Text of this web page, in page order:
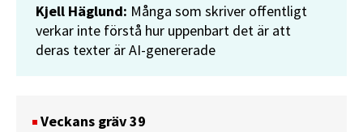
Kjell Häglund: Många som skriver offentligt
verkar inte förstå hur uppenbart det är att
deras texter är AI-genererade
Veckans gräv 39